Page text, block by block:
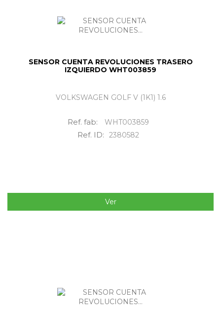
SENSOR CUENTA REVOLUCIONES TRASERO
IZQUIERDO WHT003859
VOLKSWAGEN GOLF V (1K1) 1.6
Ref. fab: WHT003859
Ref. ID: 2380582
Ver